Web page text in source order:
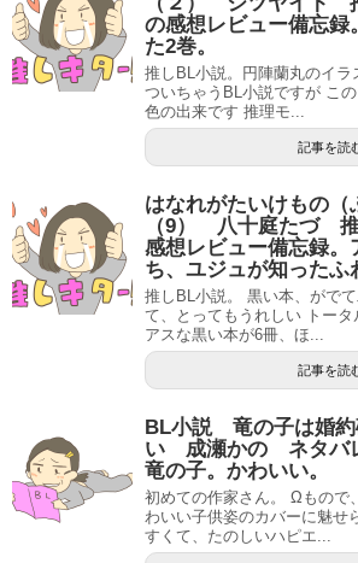
の感想レビュー備忘録
た2巻。
推しBL小説。円陣蘭丸のイ
ついちゃうBL小説ですが こ
色の出来です 推理モ...
記事を読
はなれがたいけもの（
（9） 八十庭たづ
感想レビュー備忘録。
ち、ユジュが知ったふ
推しBL小説。 黒い本、がで
て、とってもうれしい トータ
アスな黒い本が6冊、ほ...
記事を読
BL小説 竜の子は婚約
い 成瀬かの ネタバ
竜の子。かわいい。
初めての作家さん。 Ωもので
わいい子供姿のカバーに魅せ
すくて、たのしいハピエ...